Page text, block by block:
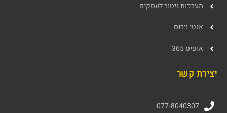
מערכות ניטור לעסקים
אנטי וירוס
אופיס 365
יצירת קשר
077-8040307